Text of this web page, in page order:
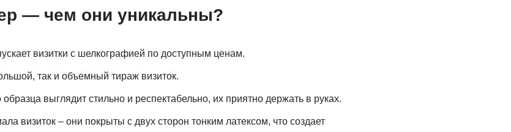
— чем они уникальны?
визитки с шелкографией по доступным ценам.
так и объемный тираж визиток.
выглядит стильно и респектабельно, их приятно держать в руках.
визиток – они покрыты с двух сторон тонким латексом, что создает